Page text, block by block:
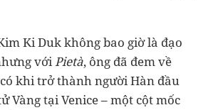
Ki Duk không bao giờ là đạo
vớiPietà, ông đã đem về
khi trở thành người Hàn đầu
Vàng tại Venice – một cột mốc